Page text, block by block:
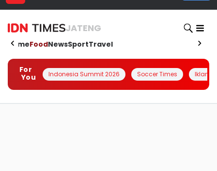
JATENG
HomeFoodNewsSportTravel
For
You
Indonesia Summit 2026 Soccer Times Iklanin